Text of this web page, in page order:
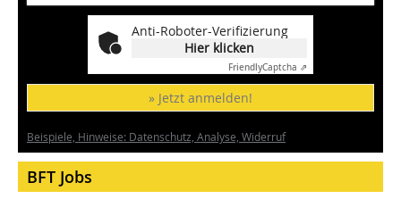
Anti-Roboter-Verifizierung
Hier klicken
FriendlyCaptcha ⇗
» Jetzt anmelden!
Beispiele, Hinweise: Datenschutz, Analyse, Widerruf
BFT Jobs